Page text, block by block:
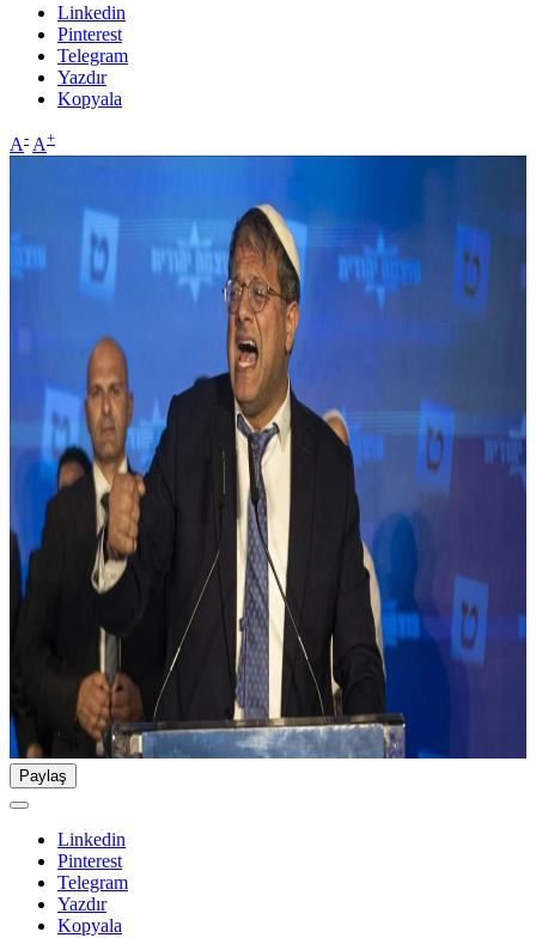
Linkedin
Pinterest
Telegram
Yazdır
Kopyala
A- A+
Paylaş
Linkedin
Pinterest
Telegram
Yazdır
Kopyala